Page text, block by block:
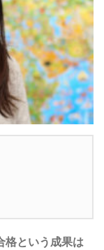
格という成果は